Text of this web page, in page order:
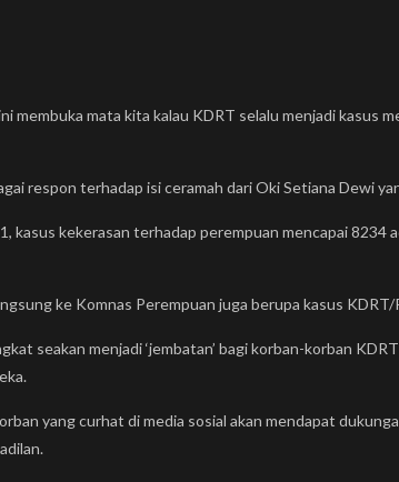
membuka mata kita kalau KDRT selalu menjadi kasus
respon terhadap isi ceramah dari Oki Setiana Dewi
kasus kekerasan terhadap perempuan mencapai 8234
ke Komnas Perempuan juga berupa kasus
seakan menjadi ‘jembatan’ bagi korban-korban
yang curhat di media sosial akan mendapat